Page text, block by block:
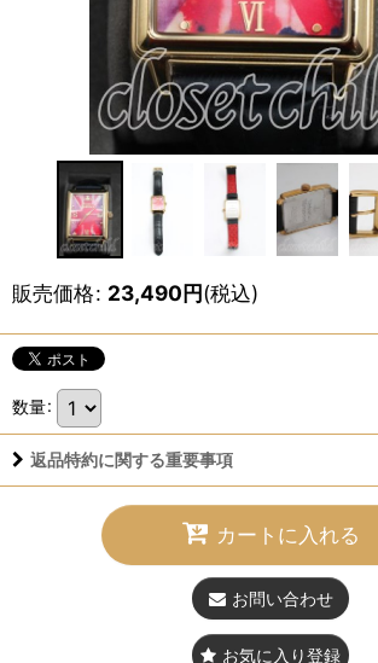
販売価格: 23,490円(税込)
数量:
返品特約に関する重要事項
カートに入れる
お問い合わせ
お気に入り登録